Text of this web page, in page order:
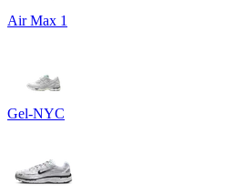
Air Max 1
Gel-NYC